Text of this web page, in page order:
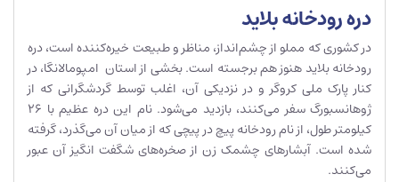
دره رودخانه بلاید
در کشوری که مملو از چشم‌انداز، مناظر و طبیعت خیره‌کننده است، دره
رودخانه بلاید هنوز هم برجسته است. بخشی از استان امپومالانگا، در
کنار پارک ملی کروگر و در نزدیکی آن، اغلب توسط گردشگرانی که از
ژوهانسبورگ سفر می‌کنند، بازدید می‌شود. نام این دره عظیم با 26
کیلومتر طول، از نام رودخانه پیچ در پیچی که از میان آن می‌گذرد، گرفته
شده است. آبشارهای چشمک زن از صخره‌های شگفت انگیز آن عبور
می‌کنند.